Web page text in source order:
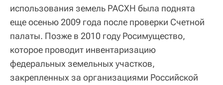
использования земель РАСХН была поднята
еще осенью 2009 года после проверки Счетной
палаты. Позже в 2010 году Росимущество,
которое проводит инвентаризацию
федеральных земельных участков,
закрепленных за организациями Российской